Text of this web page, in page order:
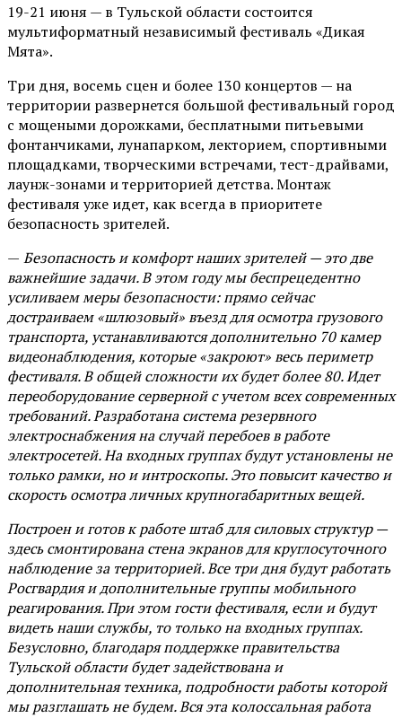
19-21 июня — в Тульской области состоится
мультиформатный независимый фестиваль «Дикая
Мята».
Три дня, восемь сцен и более 130 концертов — на
территории развернется большой фестивальный город
с мощеными дорожками, бесплатными питьевыми
фонтанчиками, лунапарком, лекторием, спортивными
площадками, творческими встречами, тест-драйвами,
лаунж-зонами и территорией детства. Монтаж
фестиваля уже идет, как всегда в приоритете
безопасность зрителей.
— Безопасность и комфорт наших зрителей — это две
важнейшие задачи. В этом году мы беспрецедентно
усиливаем меры безопасности: прямо сейчас
достраиваем «шлюзовый» въезд для осмотра грузового
транспорта, устанавливаются дополнительно 70 камер
видеонаблюдения, которые «закроют» весь периметр
фестиваля. В общей сложности их будет более 80. Идет
переоборудование серверной с учетом всех современных
требований. Разработана система резервного
электроснабжения на случай перебоев в работе
электросетей. На входных группах будут установлены не
только рамки, но и интроскопы. Это повысит качество и
скорость осмотра личных крупногабаритных вещей.
Построен и готов к работе штаб для силовых структур —
здесь смонтирована стена экранов для круглосуточного
наблюдение за территорией. Все три дня будут работать
Росгвардия и дополнительные группы мобильного
реагирования. При этом гости фестиваля, если и будут
видеть наши службы, то только на входных группах.
Безусловно, благодаря поддержке правительства
Тульской области будет задействована и
дополнительная техника, подробности работы которой
мы разглашать не будем. Вся эта колоссальная работа